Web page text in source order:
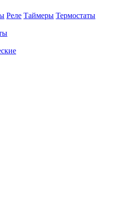
Реле Таймеры Термостаты